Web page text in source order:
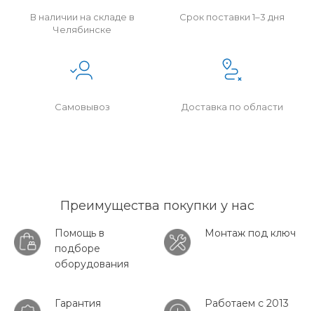
В наличии на складе в
Челябинске
Срок поставки 1–3 дня
Самовывоз Доставка по области
Преимущества покупки у нас
Помощь в
подборе
оборудования
Монтаж под ключ
Гарантия
Работаем с 2013